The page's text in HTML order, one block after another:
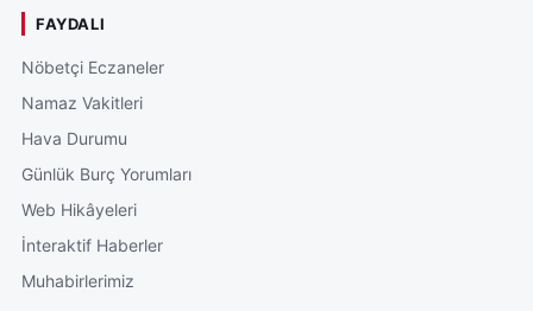
FAYDALI
Nöbetçi Eczaneler
Namaz Vakitleri
Hava Durumu
Günlük Burç Yorumları
Web Hikâyeleri
İnteraktif Haberler
Muhabirlerimiz